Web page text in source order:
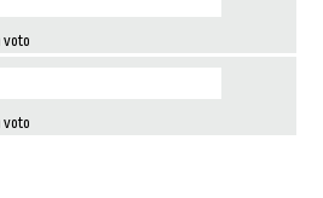
voto
voto